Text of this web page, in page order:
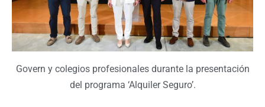
Govern y colegios profesionales durante la presentación
del programa ‘Alquiler Seguro’.